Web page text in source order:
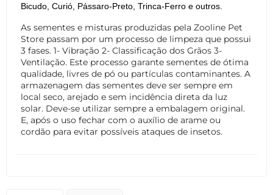
Bicudo, Curió, Pássaro-Preto, Trinca-Ferro e outros.
As sementes e misturas produzidas pela Zooline Pet
Store passam por um processo de limpeza que possui
3 fases. 1- Vibração 2- Classificação dos Grãos 3-
Ventilação. Este processo garante sementes de ótima
qualidade, livres de pó ou partículas contaminantes. A
armazenagem das sementes deve ser sempre em
local seco, arejado e sem incidência direta da luz
solar. Deve-se utilizar sempre a embalagem original.
E, após o uso fechar com o auxílio de arame ou
cordão para evitar possíveis ataques de insetos.